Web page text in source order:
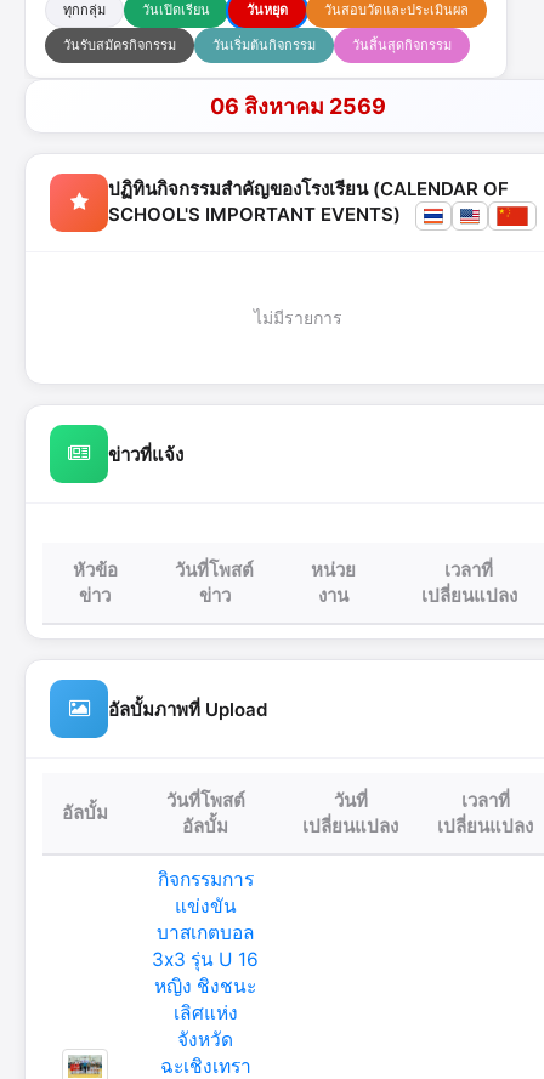
ทุกกลุ่ม วันเปิดเรียน วันหยุด วันสอบวัดและประเมินผล
วันรับสมัครกิจกรรม วันเริ่มต้นกิจกรรม วันสิ้นสุดกิจกรรม
06 สิงหาคม 2569
ปฏิทินกิจกรรมสำคัญของโรงเรียน (CALENDAR OF
SCHOOL'S IMPORTANT EVENTS)
ไม่มีรายการ
ข่าวที่แจ้ง
หัวข้อ
ข่าว
วันที่โพสต์
ข่าว
หน่วย
งาน
เวลาที่
เปลี่ยนแปลง
อัลบั้มภาพที่ Upload
อัลบั้ม
วันที่โพสต์
อัลบั้ม
วันที่
เปลี่ยนแปลง
เวลาที่
เปลี่ยนแปลง
กิจกรรมการ
แข่งขัน
บาสเกตบอล
3x3 รุ่น U 16
หญิง ชิงชนะ
เลิศแห่ง
จังหวัด
ฉะเชิงเทรา